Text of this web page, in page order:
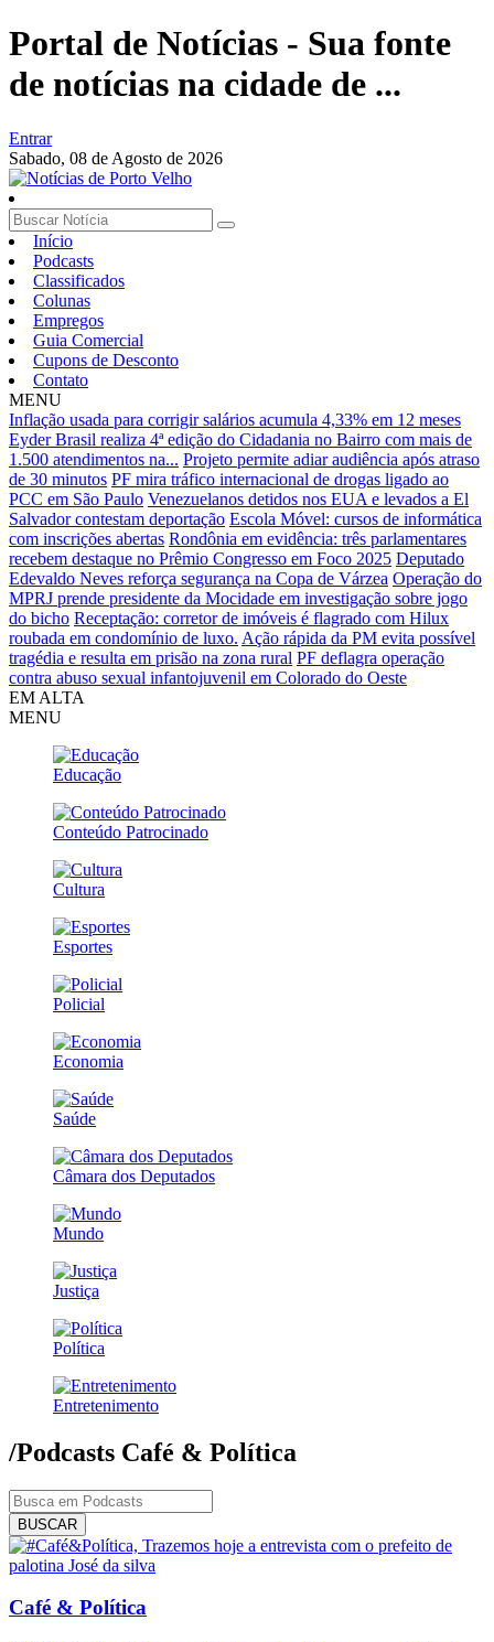
Portal de Notícias - Sua fonte
de notícias na cidade de ...
Entrar
Sabado, 08 de Agosto de 2026
Início
Podcasts
Classificados
Colunas
Empregos
Guia Comercial
Cupons de Desconto
Contato
MENU
Inflação usada para corrigir salários acumula 4,33% em 12 meses
Eyder Brasil realiza 4ª edição do Cidadania no Bairro com mais de
1.500 atendimentos na... Projeto permite adiar audiência após atraso
de 30 minutos PF mira tráfico internacional de drogas ligado ao
PCC em São Paulo Venezuelanos detidos nos EUA e levados a El
Salvador contestam deportação Escola Móvel: cursos de informática
com inscrições abertas Rondônia em evidência: três parlamentares
recebem destaque no Prêmio Congresso em Foco 2025 Deputado
Edevaldo Neves reforça segurança na Copa de Várzea Operação do
MPRJ prende presidente da Mocidade em investigação sobre jogo
do bicho Receptação: corretor de imóveis é flagrado com Hilux
roubada em condomínio de luxo. Ação rápida da PM evita possível
tragédia e resulta em prisão na zona rural PF deflagra operação
contra abuso sexual infantojuvenil em Colorado do Oeste
EM ALTA
MENU
Educação
Conteúdo Patrocinado
Cultura
Esportes
Policial
Economia
Saúde
Câmara dos Deputados
Mundo
Justiça
Política
Entretenimento
/Podcasts Café & Política
BUSCAR
Café & Política